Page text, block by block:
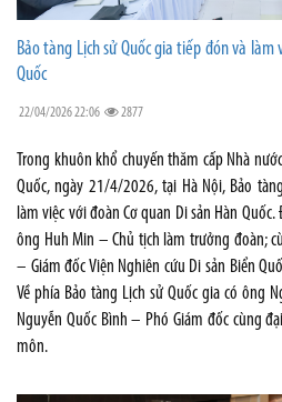
Bảo tàng Lịch sử Quốc gia tiếp đón và làm
Quốc
22/04/2026 22:06 2877
Trong khuôn khổ chuyến thăm cấp Nhà
Quốc, ngày 21/4/2026, tại Hà Nội, Bảo
làm việc với đoàn Cơ quan Di sản Hàn
ông Huh Min – Chủ tịch làm trưởng đoàn;
– Giám đốc Viện Nghiên cứu Di sản Biển
Về phía Bảo tàng Lịch sử Quốc gia có ông
Nguyễn Quốc Bình – Phó Giám đốc cùng
môn.